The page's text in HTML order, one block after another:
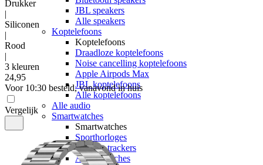
JBL speakers
Alle speakers
Koptelefoons
Koptelefoons
Draadloze koptelefoons
Noise cancelling koptelefoons
Apple Airpods Max
JBL koptelefoons
Alle koptelefoons
Alle audio
Smartwatches
Smartwatches
Sporthorloges
Activity trackers
Apple watches
Drukker
|
Siliconen
|
Rood
|
3 kleuren
24,95
Voor 10:30 besteld, vanavond in huis
Vergelijk